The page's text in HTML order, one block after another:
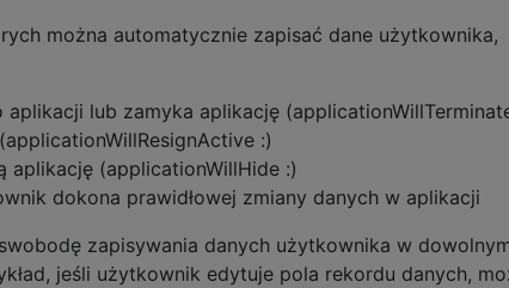
można automatycznie zapisać dane użytkownika,
lub zamyka aplikację
:)
aplikację (applicationWillHide :)
dokona prawidłowej zmiany danych w aplikacji
zapisywania danych użytkownika w
jeśli użytkownik edytuje pola rekordu danych,